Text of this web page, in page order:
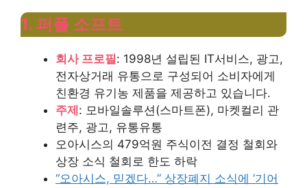
1. 퍼플 소프트
회사 프로필: 1998년 설립된 IT서비스, 광고,
전자상거래 유통으로 구성되어 소비자에게
친환경 유기농 제품을 제공하고 있습니다.
주제 : 모바일솔루션(스마트폰), 마켓컬리 관
련주, 광고, 유통유통
오아시스의 479억원 주식이전 결정 철회와
상장 소식 철회로 한도 하락
“오아시스, 믿겠다…” 상장폐지 소식에 ‘기어